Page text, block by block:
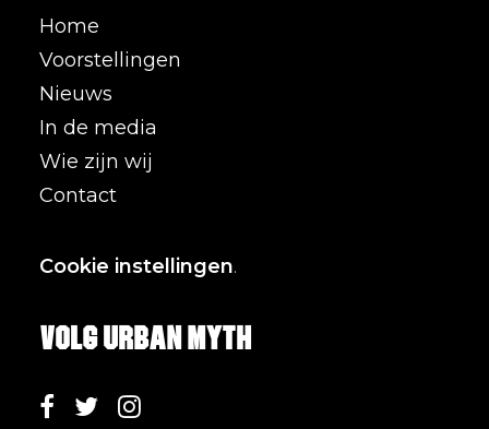
Home
Voorstellingen
Nieuws
In de media
Wie zijn wij
Contact
Cookie instellingen.
Volg Urban Myth